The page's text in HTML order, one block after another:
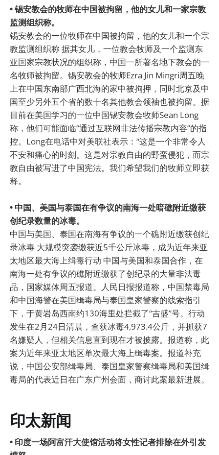
• 锡安教会的牧师在中国被拘留，他的女儿和一家宗教
监测组织称。
锡安教会的一位牧师在中国被拘留，他的女儿和一个宗
教监测组织称 据其女儿，一位教会牧师及一个监测东
亚国家宗教状况的组织称，中国一所著名地下教会的一
名牧师被拘留。锡安教会的牧师Ezra Jin Mingri周五晚
上在中国东南部广西北海的家中被拘押，同时北京及中
国至少另外五个省的数十名其他教会领袖也被拘留。据
目前在美国学习的一位中国锡安教会牧师Sean Long
称，他们可能面临“通过互联网非法传播宗教内容”的指
控。Long在电话中对美联社表示：“这是一个非常令人
不安和痛心的时刻。这是对宗教自由的野蛮侵犯，而宗
教自由被写进了中国宪法。我们希望我们的牧师立即获
释。
• 中国、美国与泰国在有争议的南海一处暗礁附近缴获
创纪录数量的冰毒。
中国与美国、泰国在南海有争议的一个礁附近缴获创纪
录冰毒 大规模突袭缴获近5千公斤冰毒，成为近年来亚
太地区最大海上缉毒行动 中国与美国和泰国合作，在
南海一处有争议的礁附近缴获了创纪录的大量非法毒
品，国家媒体周五报道。人民日报报道称，中国禁毒局
和中国海警在美国缉毒局与泰国皇家警察的线索指引
下，于黄岩岛西南约130海里处拦截了“吉盛”号。行动
发生在2月24日清晨，查获冰毒4,973.4公斤，并抓获7
名嫌疑人，但相关信息直到现在才被披露。报道称，此
案为近年来亚太地区单次最大海上缉毒案。报道补充
说，中国公安部缉毒局、泰国皇家警察缉毒局和美国缉
毒局的代表近日在广东广州会面，商讨此案最新进展。
印太新闻
• 印度一场阿富汗大使馆活动将女性记者排除在外引发